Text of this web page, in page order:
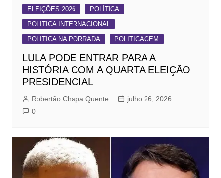
ELEIÇÕES 2026
POLÍTICA
POLITICA INTERNACIONAL
POLITICA NA PORRADA
POLITICAGEM
LULA PODE ENTRAR PARA A
HISTÓRIA COM A QUARTA ELEIÇÃO
PRESIDENCIAL
Robertão Chapa Quente
julho 26, 2026
0